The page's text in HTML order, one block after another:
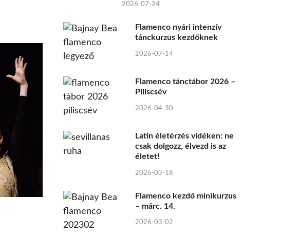
2026-07-24
Flamenco nyári intenzív
tánckurzus kezdőknek
2026-07-14
Flamenco tánctábor 2026 –
Piliscsév
2026-04-30
Latin életérzés vidéken: ne
csak dolgozz, élvezd is az
életet!
2026-03-18
Flamenco kezdő minikurzus
– márc. 14.
2026-03-02